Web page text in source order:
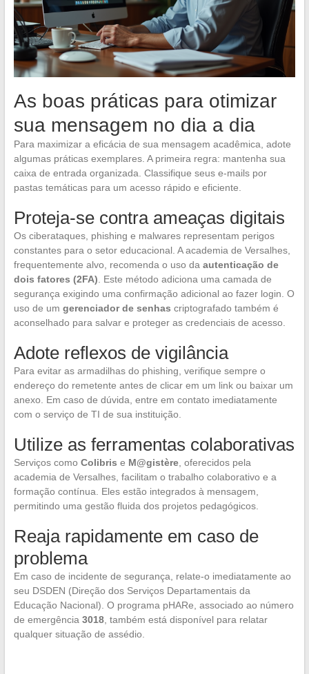
As boas práticas para otimizar
sua mensagem no dia a dia
Para maximizar a eficácia de sua mensagem acadêmica, adote
algumas práticas exemplares. A primeira regra: mantenha sua
caixa de entrada organizada. Classifique seus e-mails por
pastas temáticas para um acesso rápido e eficiente.
Proteja-se contra ameaças digitais
Os ciberataques, phishing e malwares representam perigos
constantes para o setor educacional. A academia de Versalhes,
frequentemente alvo, recomenda o uso da autenticação de
dois fatores (2FA) . Este método adiciona uma camada de
segurança exigindo uma confirmação adicional ao fazer login. O
uso de um gerenciador de senhas criptografado também é
aconselhado para salvar e proteger as credenciais de acesso.
Adote reflexos de vigilância
Para evitar as armadilhas do phishing, verifique sempre o
endereço do remetente antes de clicar em um link ou baixar um
anexo. Em caso de dúvida, entre em contato imediatamente
com o serviço de TI de sua instituição.
Utilize as ferramentas colaborativas
Serviços como Colibris e M@gistère, oferecidos pela
academia de Versalhes, facilitam o trabalho colaborativo e a
formação contínua. Eles estão integrados à mensagem,
permitindo uma gestão fluida dos projetos pedagógicos.
Reaja rapidamente em caso de
problema
Em caso de incidente de segurança, relate-o imediatamente ao
seu DSDEN (Direção dos Serviços Departamentais da
Educação Nacional). O programa pHARe, associado ao número
de emergência 3018, também está disponível para relatar
qualquer situação de assédio.